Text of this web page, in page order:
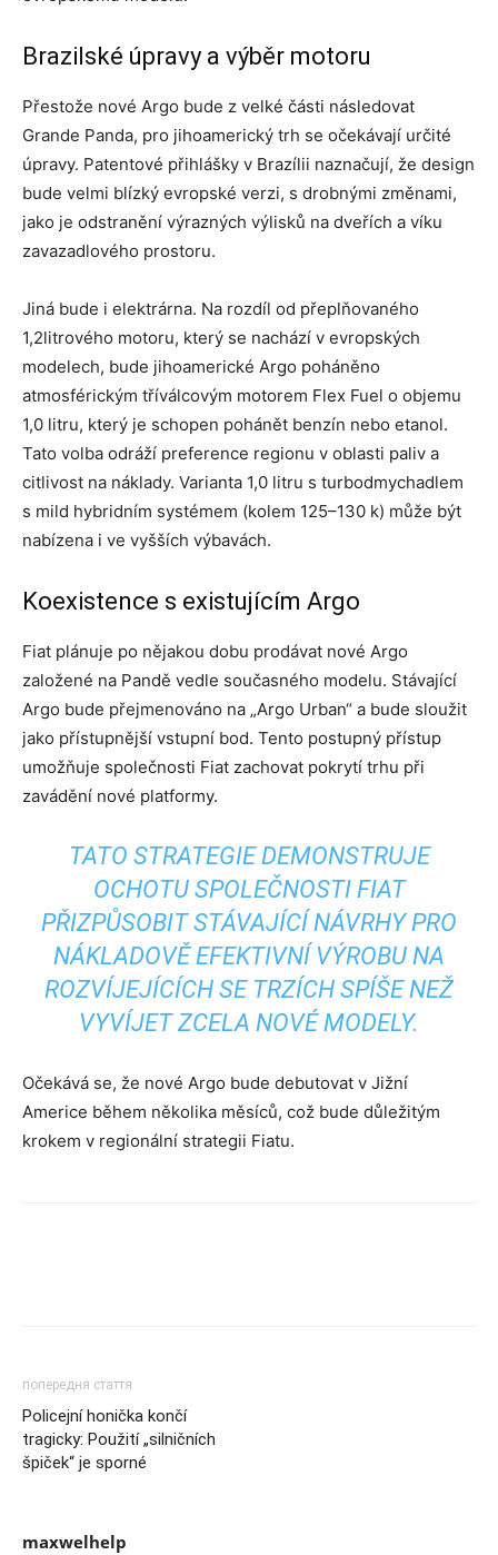
Brazilské úpravy a výběr motoru
Přestože nové Argo bude z velké části následovat
Grande Panda, pro jihoamerický trh se očekávají určité
úpravy. Patentové přihlášky v Brazílii naznačují, že design
bude velmi blízký evropské verzi, s drobnými změnami,
jako je odstranění výrazných výlisků na dveřích a víku
zavazadlového prostoru.
Jiná bude i elektrárna. Na rozdíl od přeplňovaného
1,2litrového motoru, který se nachází v evropských
modelech, bude jihoamerické Argo poháněno
atmosférickým tříválcovým motorem Flex Fuel o objemu
1,0 litru, který je schopen pohánět benzín nebo etanol.
Tato volba odráží preference regionu v oblasti paliv a
citlivost na náklady. Varianta 1,0 litru s turbodmychadlem
s mild hybridním systémem (kolem 125–130 k) může být
nabízena i ve vyšších výbavách.
Koexistence s existujícím Argo
Fiat plánuje po nějakou dobu prodávat nové Argo
založené na Pandě vedle současného modelu. Stávající
Argo bude přejmenováno na „Argo Urban“ a bude sloužit
jako přístupnější vstupní bod. Tento postupný přístup
umožňuje společnosti Fiat zachovat pokrytí trhu při
zavádění nové platformy.
TATO STRATEGIE DEMONSTRUJE
OCHOTU SPOLEČNOSTI FIAT
PŘIZPŮSOBIT STÁVAJÍCÍ NÁVRHY PRO
NÁKLADOVĚ EFEKTIVNÍ VÝROBU NA
ROZVÍJEJÍCÍCH SE TRZÍCH SPÍŠE NEŽ
VYVÍJET ZCELA NOVÉ MODELY.
Očekává se, že nové Argo bude debutovat v Jižní
Americe během několika měsíců, což bude důležitým
krokem v regionální strategii Fiatu.
попередня стаття
Policejní honička končí
tragicky: Použití „silničních
špiček“ je sporné
maxwelhelp